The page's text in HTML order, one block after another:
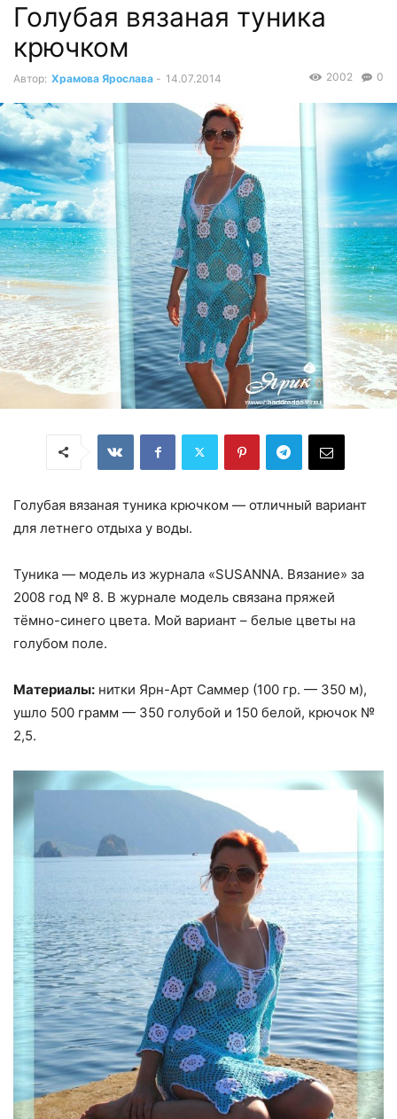
Голубая вязаная туника
крючком
Автор: Храмова Ярослава - 14.07.2014 0
2002
Голубая вязаная туника крючком — отличный вариант
для летнего отдыха у воды.
Туника — модель из журнала «SUSANNA. Вязание» за
2008 год № 8. В журнале модель связана пряжей
тёмно-синего цвета. Мой вариант – белые цветы на
голубом поле.
Материалы: нитки Ярн-Арт Саммер (100 гр. — 350 м),
ушло 500 грамм — 350 голубой и 150 белой, крючок №
2,5.